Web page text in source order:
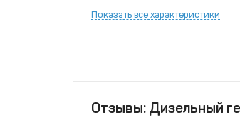
Показать все характеристики
Отзывы: Дизельный